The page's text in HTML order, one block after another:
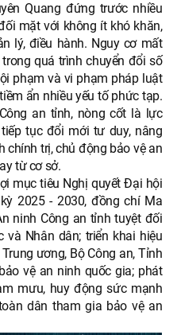
Quang đứng trước nhiều
mặt với không ít khó khăn,
lý, điều hành. Nguy cơ mất
quá trình chuyển đổi số
phạm và vi phạm pháp luật
ẩn nhiều yếu tố phức tạp.
an tỉnh, nòng cốt là lực
tục đổi mới tư duy, nâng
chính trị, chủ động bảo vệ an
từ cơ sở.
mục tiêu Nghị quyết Đại hội
2025 - 2030, đồng chí Ma
ninh Công an tỉnh tuyệt đối
và Nhân dân; triển khai hiệu
ương, Bộ Công an, Tỉnh
vệ an ninh quốc gia; phát
mưu, huy động sức mạnh
dân tham gia bảo vệ an